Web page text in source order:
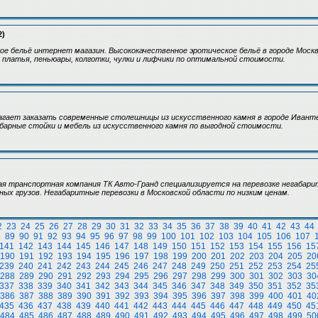
бельё интернет магазин. Высококачественное эротическое бельё в городе
платья, пеньюары, колготки, чулки и лифчики по оптимальной стоимости.
заказать современные столешницы из искусственного камня в городе
стойки и мебель из искусственного камня по выгодной стоимости.
транспортная компания ТК Авто-Гранд специализируется на перевозке
грузов. Негабаритные перевозки в Московской области по низким ценам.
23 24 25 26 27 28 29 30 31 32 33 34 35 36 37 38 39 40 41 42 43 44
89 90 91 92 93 94 95 96 97 98 99 100 101 102 103 104 105 106 107
141 142 143 144 145 146 147 148 149 150 151 152 153 154 155 156
190 191 192 193 194 195 196 197 198 199 200 201 202 203 204 205
239 240 241 242 243 244 245 246 247 248 249 250 251 252 253 254
288 289 290 291 292 293 294 295 296 297 298 299 300 301 302 303
337 338 339 340 341 342 343 344 345 346 347 348 349 350 351 352
386 387 388 389 390 391 392 393 394 395 396 397 398 399 400 401
435 436 437 438 439 440 441 442 443 444 445 446 447 448 449 450